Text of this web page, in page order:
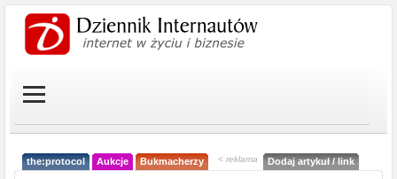
the:protocol Aukcje Bukmacherzy < reklama Dodaj artykuł / link